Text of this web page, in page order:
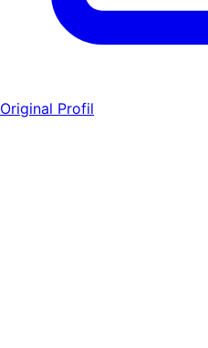
Original Profil